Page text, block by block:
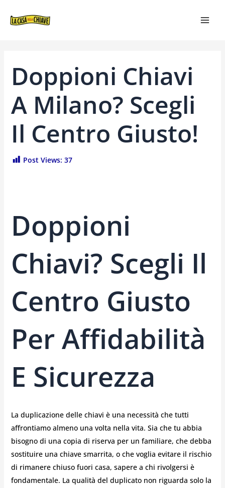
Doppioni Chiavi
A Milano? Scegli
Il Centro Giusto!
Post Views: 37
Doppioni
Chiavi? Scegli Il
Centro Giusto
Per Affidabilità
E Sicurezza
La duplicazione delle chiavi è una necessità che tutti
affrontiamo almeno una volta nella vita. Sia che tu abbia
bisogno di una copia di riserva per un familiare, che debba
sostituire una chiave smarrita, o che voglia evitare il rischio
di rimanere chiuso fuori casa, sapere a chi rivolgersi è
fondamentale. La qualità del duplicato non riguarda solo la
ARTICOLI